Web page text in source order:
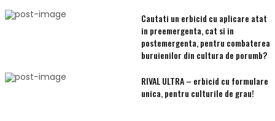
Cautati un erbicid cu aplicare atat
in preemergenta, cat si in
postemergenta, pentru combaterea
buruienilor din cultura de porumb?
RIVAL ULTRA – erbicid cu formulare
unica, pentru culturile de grau!